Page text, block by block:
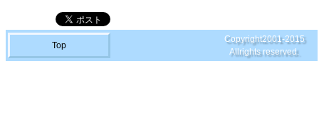
Top
Copyright2001-2015
Allrights reserved.